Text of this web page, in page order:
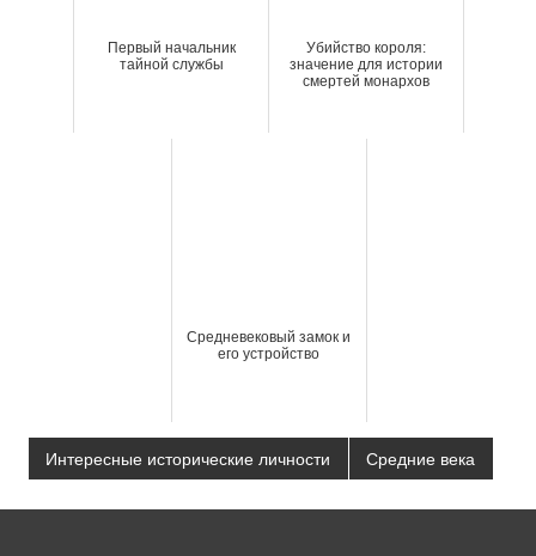
Первый начальник
тайной службы
Убийство короля:
значение для истории
смертей монархов
Средневековый замок и
его устройство
Интересные исторические личности Средние века